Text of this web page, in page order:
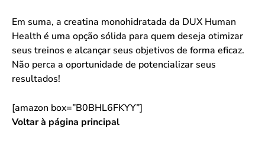
Em suma, a creatina monohidratada da DUX Human
Health é uma opção sólida para quem deseja otimizar
seus treinos e alcançar seus objetivos de forma eficaz.
Não perca a oportunidade de potencializar seus
resultados!
[amazon box=”B0BHL6FKYY”]
Voltar à página principal